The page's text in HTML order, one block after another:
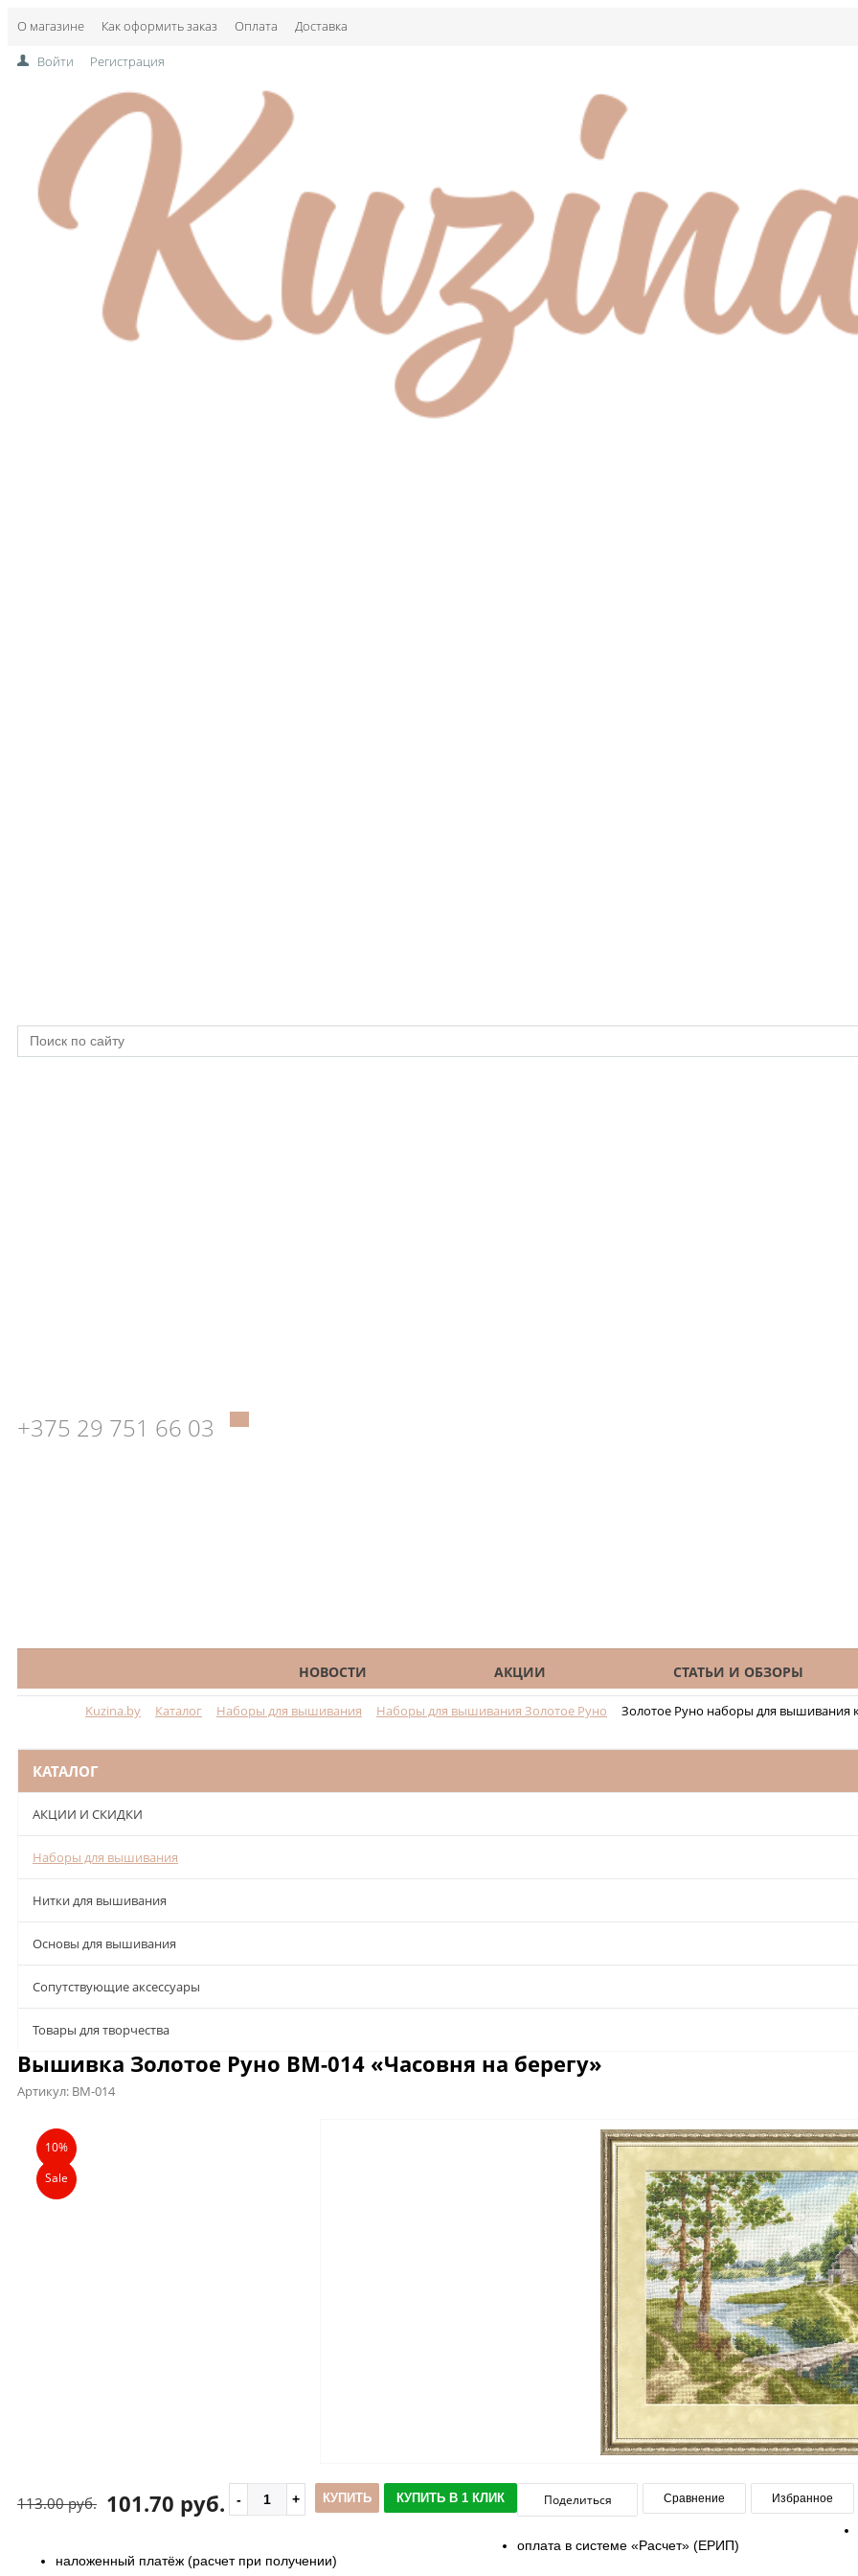
О магазине Как оформить заказ Оплата Доставка
Войти Регистрация
+375 29 751 66 03
НОВОСТИ АКЦИИ СТАТЬИ И ОБЗОРЫ
Kuzina.by Каталог Наборы для вышивания Наборы для вышивания Золотое Руно Золотое Руно наборы для вышивания
КАТАЛОГ
АКЦИИ И СКИДКИ
Наборы для вышивания
Нитки для вышивания
Основы для вышивания
Сопутствующие аксессуары
Товары для творчества
Вышивка Золотое Руно ВМ-014 «Часовня на берегу»
Артикул: ВМ-014
Описание
10%
Sale
101.70 руб.
113.00 руб. КУПИТЬ КУПИТЬ В 1 КЛИК Поделиться Сравнение Избранное
оплата в системе «Расчет» (ЕРИП)
наложенный платёж (расчет при получении)